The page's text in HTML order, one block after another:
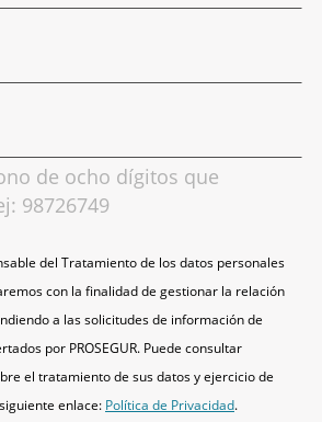
de ocho dígitos que
98726749
del Tratamiento de los datos personales
con la finalidad de gestionar la relación
a las solicitudes de información de
por PROSEGUR. Puede consultar
el tratamiento de sus datos y ejercicio de
enlace: Política de Privacidad.